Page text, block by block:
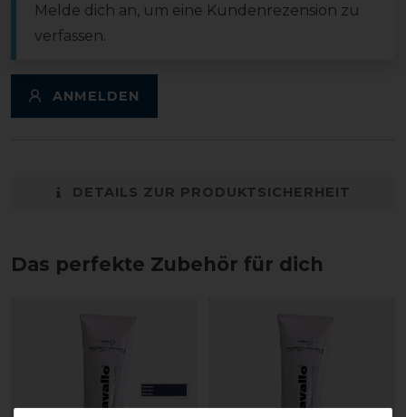
Melde dich an, um eine Kundenrezension zu
verfassen.
ANMELDEN
DETAILS ZUR PRODUKTSICHERHEIT
Das perfekte Zubehör für dich